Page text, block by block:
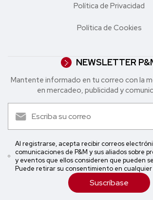
Política de Privacidad
Política de Cookies
NEWSLETTER
Mantente informado en tu correo con la
en mercadeo, publicidad y
Al registrarse, acepta recibir correos
comunicaciones de P&M y sus aliados sobre
y eventos que ellos consideren que pueden
Puede retirar su consentimiento en
Suscríbase